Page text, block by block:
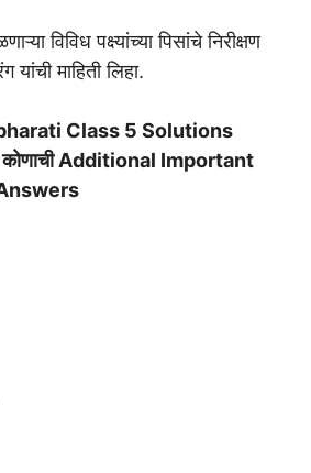
विविध पक्ष्यांच्या पिसांचे निरीक्षण
माहिती लिहा.
Class 5 Solutions
कोणाची Additional Important